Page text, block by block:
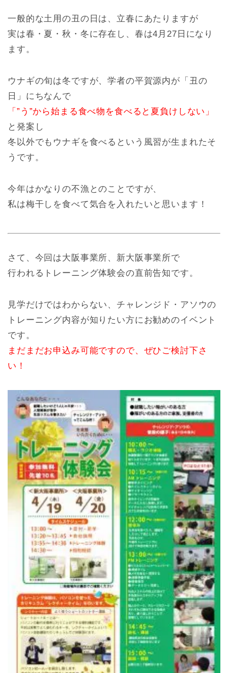
一般的な土用の丑の日は、立春にあたりますが
実は春・夏・秋・冬に存在し、春は4月27日になり
ます。
ウナギの旬は冬ですが、学者の平賀源内が「丑の
日」にちなんで
「”う”から始まる食べ物を食べると夏負けしない」
と発案し
冬以外でもウナギを食べるという風習が生まれたそ
うです。
今年はかなりの不漁とのことですが、
私は梅干しを食べて気合を入れたいと思います！
さて、今回は大阪事業所、新大阪事業所で
行われるトレーニング体験会の直前告知です。
見学だけではわからない、チャレンジド・アソウの
トレーニング内容が知りたい方にお勧めのイベント
です。
まだまだお申込み可能ですので、ぜひご検討下さ
い！